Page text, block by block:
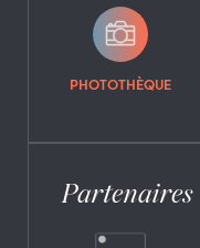
PHOTOTHÈQUE
Partenaires